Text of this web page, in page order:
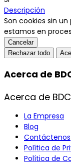
Descripción
Son cookies sin
estamos en
Cancelar
Rechazar todo
Acerca de
Acerca de
La Empresa
Blog
Contáctenos
Política de
Política de